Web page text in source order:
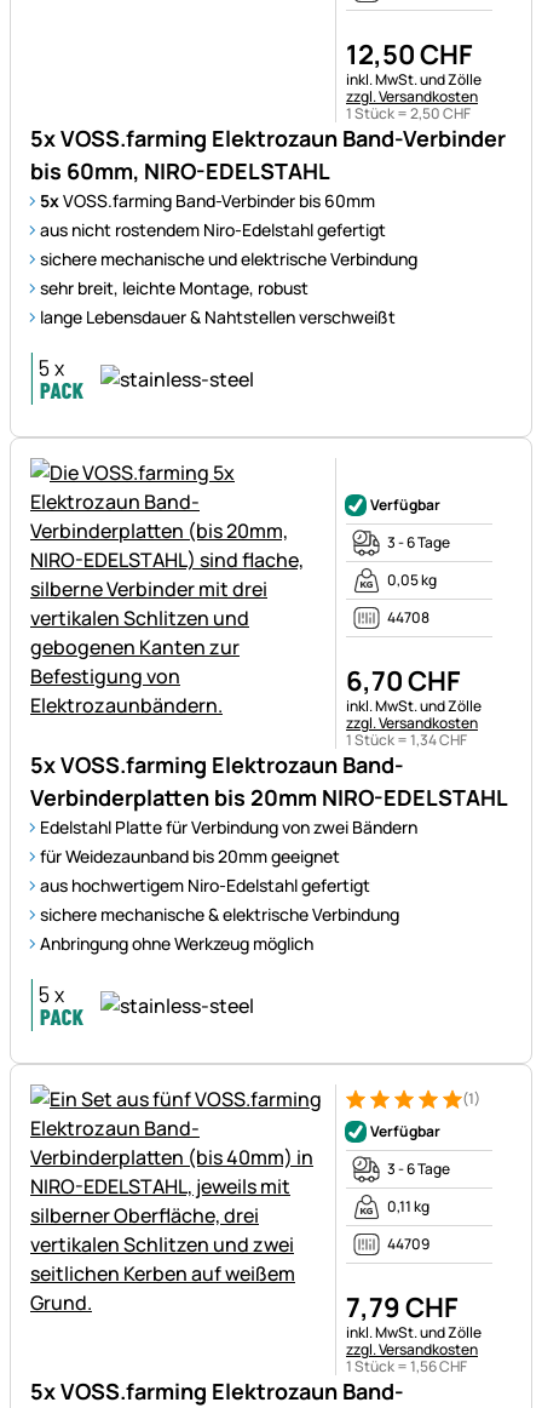
5x VOSS.farming Elektrozaun Band-Verbinder
bis 60mm, NIRO-EDELSTAHL
5xVOSS.farming Band-Verbinder bis 60mm
aus nicht rostendem Niro-Edelstahl gefertigt
sichere mechanische und elektrische Verbindung
sehr breit, leichte Montage, robust
lange Lebensdauer & Nahtstellen verschweißt
12,50CHF
Steuerhinweis:
inkl. MwSt. und Zölle
zzgl. Versandkosten
1 Stück =2,50CHF
5x VOSS.farming Elektrozaun Band-
Verbinderplatten bis 20mm NIRO-EDELSTAHL
Edelstahl Platte für Verbindung von zwei Bändern
für Weidezaunband bis 20mm geeignet
aus hochwertigem Niro-Edelstahl gefertigt
sichere mechanische & elektrische Verbindung
Anbringung ohne Werkzeug möglich
Verfügbar
3 - 6 Tage
0,05 kg
44708
6,70CHF
Steuerhinweis:
inkl. MwSt. und Zölle
zzgl. Versandkosten
1 Stück =1,34CHF
5x VOSS.farming Elektrozaun Band-
Bewertung: 5 von 5 (1
1 Bewertung
(1)
Verfügbar
3 - 6 Tage
0,11 kg
44709
7,79CHF
Steuerhinweis:
inkl. MwSt. und Zölle
zzgl. Versandkosten
1 Stück =1,56CHF